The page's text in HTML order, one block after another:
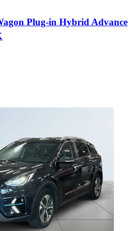
Plug-in Hybrid Advance